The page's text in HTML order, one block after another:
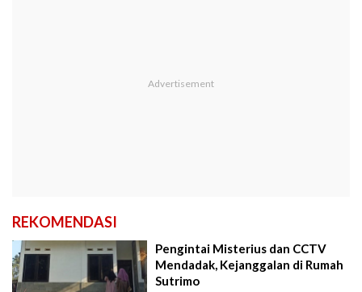
REKOMENDASI
Pengintai Misterius dan CCTV
Mendadak, Kejanggalan di Rumah
Sutrimo